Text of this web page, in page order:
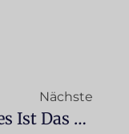
Nächste
Welches Ist Das Günstigste Elektroauto Im Jahr 2025? Preis, Reichweite Und Alternativen